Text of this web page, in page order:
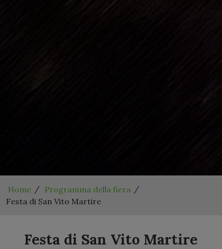
Home
Programma della fiera
Festa di San Vito Martire
Festa di San Vito Martire